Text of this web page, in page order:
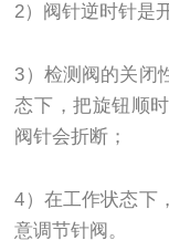
2）阀针逆时针是
3）检测阀的关闭
态下，把旋钮顺
阀针会折断；
4）在工作状态下
意调节针阀。